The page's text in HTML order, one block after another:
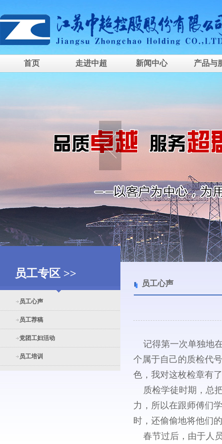
首页 走进中超 新闻中心 产品与
员工专区 >>
员工心声
员工荐稿
党团工妇活动
员工培训
员工心声
记得第一次单独地
个属于自己的质检代
色，我对这枚检章有
质检学徒时期，总
力，所以在跟师傅们
时，还偷偷地将他们
春节过后，由于人